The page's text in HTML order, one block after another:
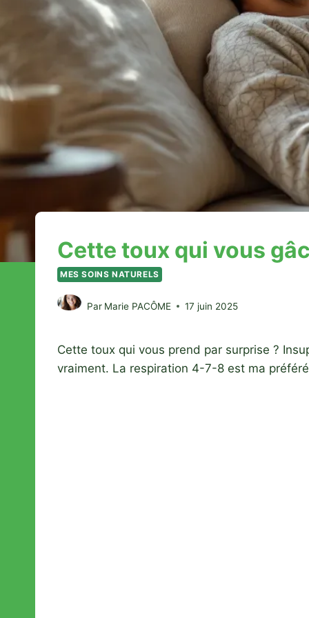
Cette toux qui vous
MES SOINS NATURELS
Par Marie PACÔME 17 juin 2025
Cette toux qui vous prend par surprise ?
vraiment. La respiration 4-7-8 est ma